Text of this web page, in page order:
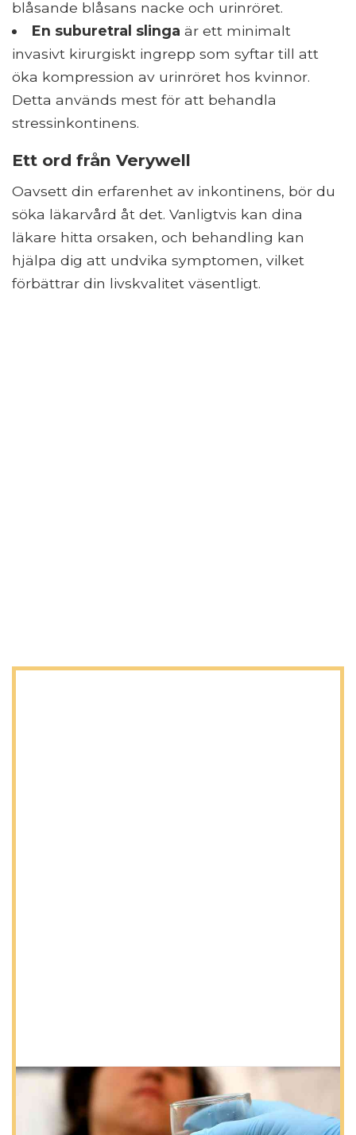
blåsande blåsans nacke och urinröret.
En suburetral slinga är ett minimalt
invasivt kirurgiskt ingrepp som syftar till att
öka kompression av urinröret hos kvinnor.
Detta används mest för att behandla
stressinkontinens.
Ett ord från Verywell
Oavsett din erfarenhet av inkontinens, bör du
söka läkarvård åt det. Vanligtvis kan dina
läkare hitta orsaken, och behandling kan
hjälpa dig att undvika symptomen, vilket
förbättrar din livskvalitet väsentligt.